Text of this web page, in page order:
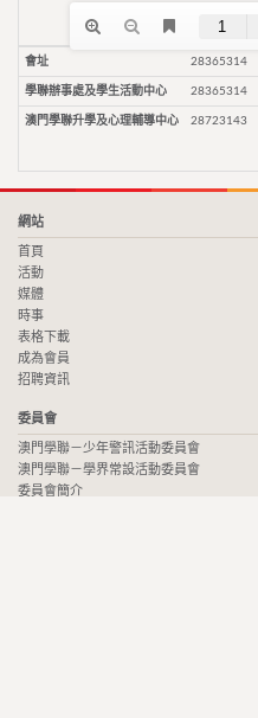
會址 28365314
學聯辦事處及學生活動中心 28365314
澳門學聯升學及心理輔導中心 28723143
網站
首頁
活動
媒體
時事
表格下載
成為會員
招聘資訊
委員會
澳門學聯－少年警訊活動委員會
澳門學聯－學界常設活動委員會
委員會簡介